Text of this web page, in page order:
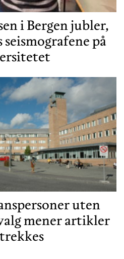
i Bergen jubler,
på
uten
mener artikler